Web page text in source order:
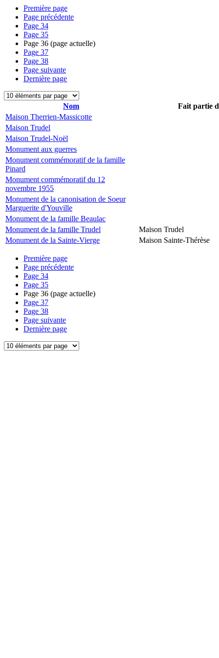
Première page
Page précédente
Page 34
Page 35
Page 36 (page actuelle)
Page 37
Page 38
Page suivante
Dernière page
Nom
Fait partie
Maison Therrien-Massicotte
Maison Trudel
Maison Trudel-Noël
Monument aux guerres
Monument commémoratif de la famille
Pinard
Monument commémoratif du 12
novembre 1955
Monument de la canonisation de Soeur
Marguerite d'Youville
Monument de la famille Beaulac
Monument de la famille Trudel
Maison Trudel
Monument de la Sainte-Vierge
Maison Sainte-Thérèse
Première page
Page précédente
Page 34
Page 35
Page 36 (page actuelle)
Page 37
Page 38
Page suivante
Dernière page